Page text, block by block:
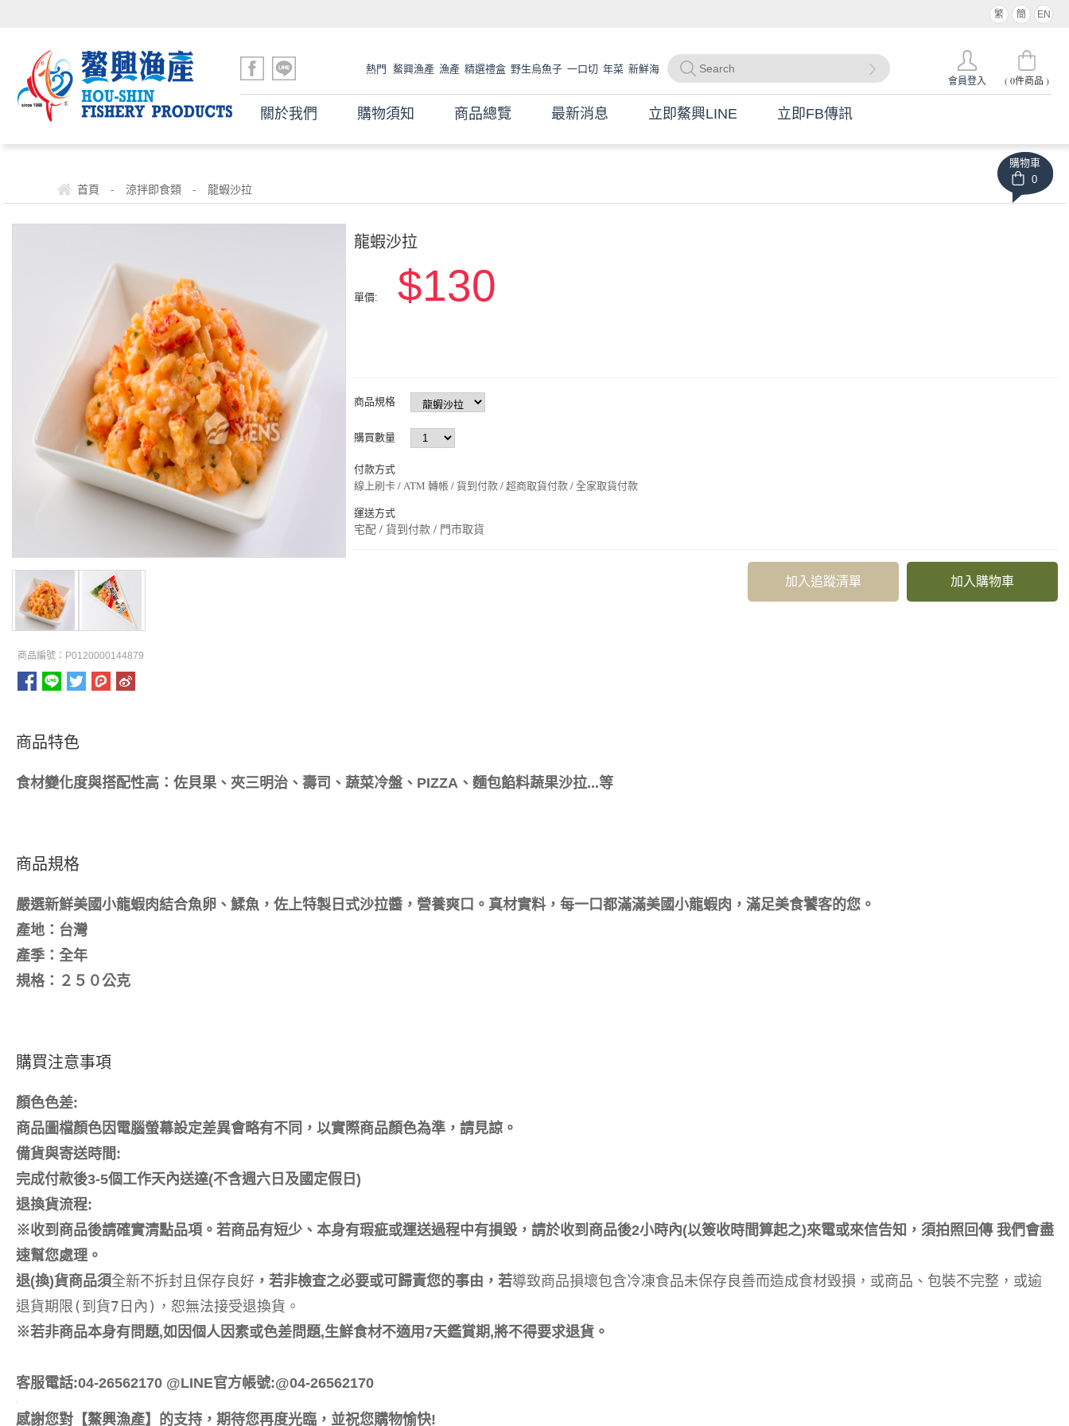
繁 簡 EN
會員登入 (0件商品 )
熱門 鰲興漁產 漁產 精選禮盒 野生烏魚子 一口切 年菜 新鮮海
魚 海產 現撈海魚
關於我們 購物須知 商品總覽 最新消息 立即鰲興LINE 立即FB傳訊
購物車
0
首頁 - 涼拌即食類 - 龍蝦沙拉
商品編號：P0120000144879
龍蝦沙拉
單價: $130
商品規格
購買數量
付款方式
線上刷卡 / ATM 轉帳 / 貨到付款 / 超商取貨付款 / 全家取貨付款
運送方式
宅配 / 貨到付款 / 門市取貨
加入購物車
加入追蹤清單
商品特色
食材變化度與搭配性高：佐貝果、夾三明治、壽司、蔬菜冷盤、PIZZA、麵包餡料蔬果沙拉...等
商品規格
嚴選新鮮美國小龍蝦肉結合魚卵、鰇魚，佐上特製日式沙拉醬，營養爽口。真材實料，每一口都滿滿美國小龍蝦肉，滿足美食饕客的您。
產地：台灣
產季：全年
規格：２５０公克
購買注意事項
顏色色差:
商品圖檔顏色因電腦螢幕設定差異會略有不同，以實際商品顏色為準，請見諒。
備貨與寄送時間:
完成付款後3-5個工作天內送達(不含週六日及國定假日)
退換貨流程:
※收到商品後請確實清點品項。若商品有短少、本身有瑕疵或運送過程中有損毀，請於收到商品後2小時內(以簽收時間算起之)來電或來信告知，須拍照回傳 我們會盡
速幫您處理。
退(換)貨商品須全新不拆封且保存良好，若非檢查之必要或可歸責您的事由，若導致商品損壞包含冷凍食品未保存良善而造成食材毀損，或商品、包裝不完整，或逾
退貨期限(到貨7日內)，恕無法接受退換貨。
※若非商品本身有問題,如因個人因素或色差問題,生鮮食材不適用7天鑑賞期,將不得要求退貨。
客服電話:04-26562170 @LINE官方帳號:@04-26562170
感謝您對【鰲興漁產】的支持，期待您再度光臨，並祝您購物愉快!